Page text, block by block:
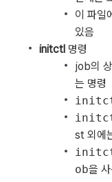
이 파일
있음
initctl 명령
job의
는 명령
st 외에
ob을